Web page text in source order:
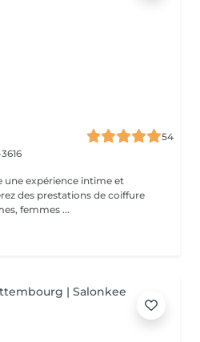
54
une expérience intime et
des prestations de coiffure
femmes ...